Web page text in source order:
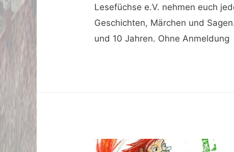
Lesefüchse e.V. nehmen euch
Geschichten, Märchen und
und 10 Jahren. Ohne Anmeldung